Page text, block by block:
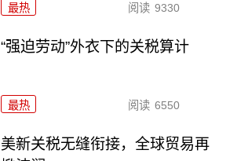
最热 阅读 9330
“强迫劳动”外衣下的关税算计
最热 阅读 6550
美新关税无缝衔接，全球贸易再